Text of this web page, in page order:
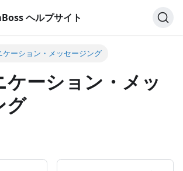
ヘルプサイト
ケーション・メッセージング
ケーション・メッ
グ